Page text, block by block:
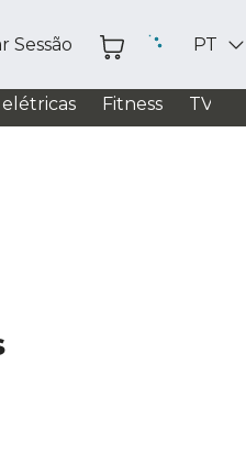
Sessão PT
Fitness TV /